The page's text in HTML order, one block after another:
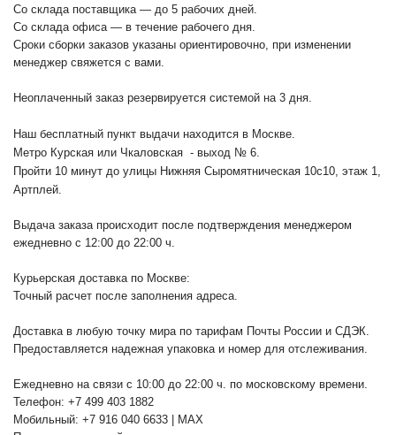
Со склада поставщика — до 5 рабочих дней.
Со склада офиса — в течение рабочего дня.
Сроки сборки заказов указаны ориентировочно, при изменении
менеджер свяжется с вами.
Неоплаченный заказ резервируется системой на 3 дня.
Наш бесплатный пункт выдачи находится в Москве.
Метро Курская или Чкаловская - выход № 6.
Пройти 10 минут до улицы Нижняя Сыромятническая 10с10, этаж 1,
Артплей.
Выдача заказа происходит после подтверждения менеджером
ежедневно с 12:00 до 22:00 ч.
Курьерская доставка по Москве:
Точный расчет после заполнения адреса.
Доставка в любую точку мира по тарифам Почты России и СДЭК.
Предоставляется надежная упаковка и номер для отслеживания.
Ежедневно на связи с 10:00 до 22:00 ч. по московскому времени.
Телефон: +7 499 403 1882
Мобильный: +7 916 040 6633 | MAX